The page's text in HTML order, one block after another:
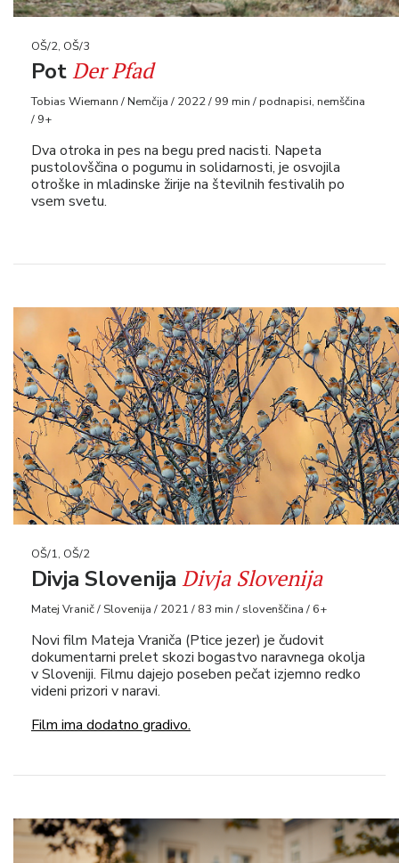
OŠ/2, OŠ/3
PotDer Pfad
Tobias Wiemann / Nemčija / 2022 / 99 min / podnapisi, nemščina
/ 9+
Dva otroka in pes na begu pred nacisti. Napeta
pustolovščina o pogumu in solidarnosti, je osvojila
otroške in mladinske žirije na številnih festivalih po
vsem svetu.
OŠ/1, OŠ/2
Divja Slovenija Divja Slovenija
Matej Vranič / Slovenija / 2021 / 83 min / slovenščina / 6+
Novi film Mateja Vraniča (Ptice jezer) je čudovit
dokumentarni prelet skozi bogastvo naravnega okolja
v Sloveniji. Filmu dajejo poseben pečat izjemno redko
videni prizori v naravi.
Film ima dodatno gradivo.